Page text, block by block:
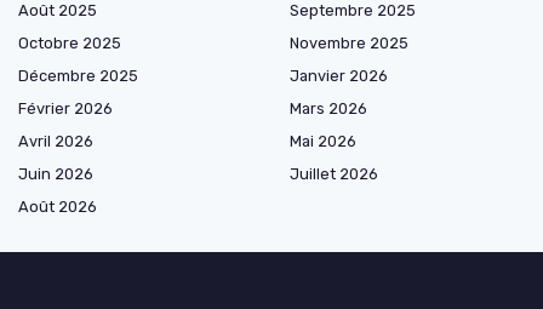
Août 2025
Septembre 2025
Octobre 2025
Novembre 2025
Décembre 2025
Janvier 2026
Février 2026
Mars 2026
Avril 2026
Mai 2026
Juin 2026
Juillet 2026
Août 2026